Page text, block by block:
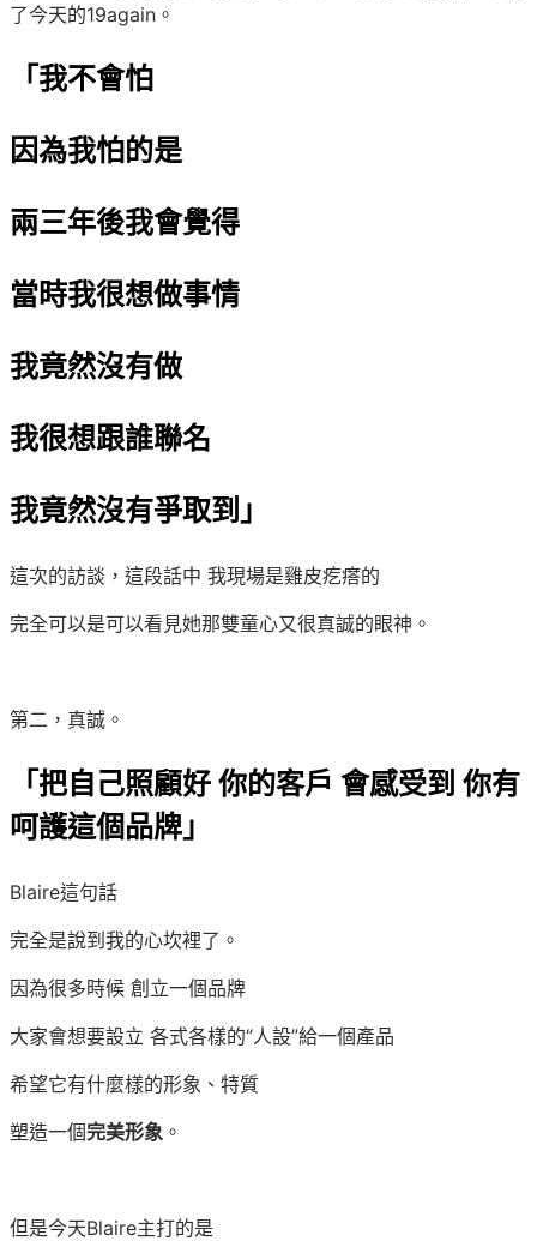
了今天的19again。
「我不會怕
因為我怕的是
兩三年後我會覺得
當時我很想做事情
我竟然沒有做
我很想跟誰聯名
我竟然沒有爭取到」
這次的訪談，這段話中 我現場是雞皮疙瘩的
完全可以是可以看見她那雙童心又很真誠的眼神。
第二，真誠。
「把自己照顧好 你的客戶 會感受到 你有
呵護這個品牌」
Blaire這句話
完全是說到我的心坎裡了。
因為很多時候 創立一個品牌
大家會想要設立 各式各樣的“人設”給一個產品
希望它有什麼樣的形象、特質
塑造一個完美形象 。
但是今天Blaire主打的是